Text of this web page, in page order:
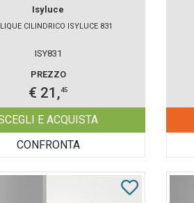
Isyluce
CILINDRICO ISYLUCE 831
ISY831
PREZZO
€ 21,45
E ACQUISTA
CONFRONTA